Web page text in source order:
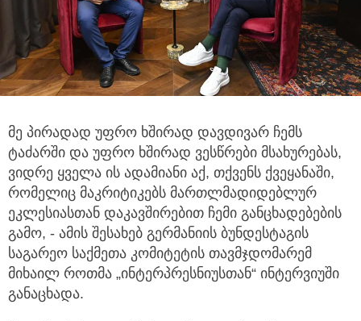
მე პირადად უფრო ხშირად დავდივარ ჩემს
ტაძარში და უფრო ხშირად ვესწრები მსახურებას,
ვიდრე ყველა ის ადამიანი აქ, თქვენს ქვეყანაში,
რომელიც მაკრიტიკებს მართლმადიდებლურ
ეკლესიასთან დაკავშირებით ჩემი განცხადებების
გამო, - ამის შესახებ გერმანიის ბუნდესტაგის
საგარეო საქმეთა კომიტეტის თავმჯდომარემ
მიხაილ როთმა „ინტერპრესნიუსთან“ ინტერვიუში
განაცხადა.